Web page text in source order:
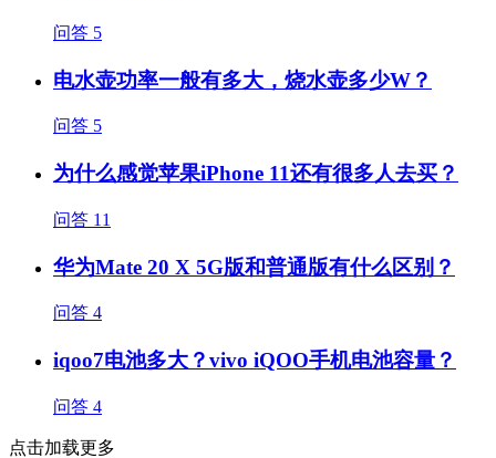
问答 5
电水壶功率一般有多大，烧水壶多少W？
问答 5
为什么感觉苹果iPhone 11还有很多人去买？
问答 11
华为Mate 20 X 5G版和普通版有什么区别？
问答 4
iqoo7电池多大？vivo iQOO手机电池容量？
问答 4
点击加载更多